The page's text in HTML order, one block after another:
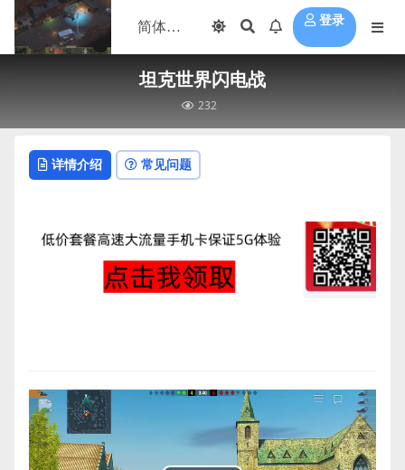
登录
坦克世界闪电战
232
详情介绍 常见问题